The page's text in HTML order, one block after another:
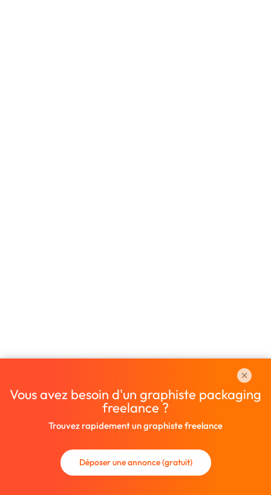
Vous avez besoin d'un graphiste packaging
freelance ?
Trouvez rapidement un graphiste freelance
Déposer une annonce (gratuit)